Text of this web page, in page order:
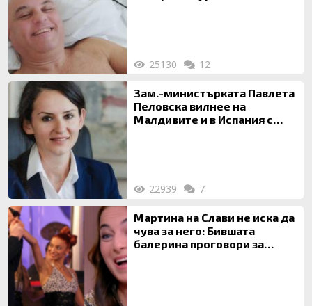
25130 12
Зам.-министърката Павлета
Пеловска вилнее на
Малдивите и в Испания с
22939 7
Мартина на Слави не иска да
чува за него: Бившата
балерина проговори за